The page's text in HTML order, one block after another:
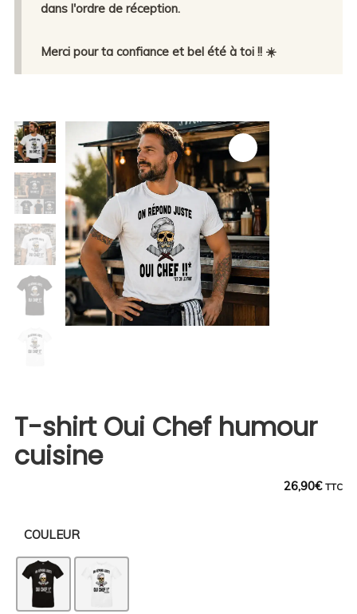
dans l'ordre de réception.
Merci pour ta confiance et bel été à toi !! ☀️
T-shirt Oui Chef humour
cuisine
26,90€ TTC
COULEUR